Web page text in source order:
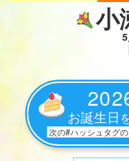
小
お誕生日
次の#ハッシュタグ